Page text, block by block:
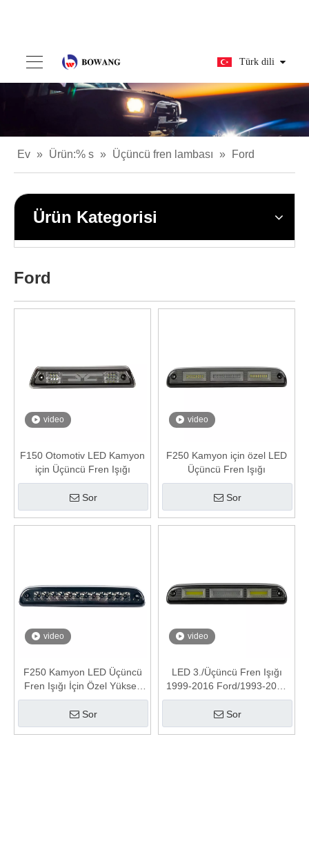
Türk dili
Ev » Ürün:% s » Üçüncü fren lambası » Ford
Ürün Kategorisi
Ford
video
F150 Otomotiv LED Kamyon
için Üçüncü Fren Işığı
Sor
video
F250 Kamyon için özel LED
Üçüncü Fren Işığı
Sor
video
F250 Kamyon LED Üçüncü
Fren Işığı İçin Özel Yüksek
Montaj Durdurma Işığı
Sor
video
LED 3./Üçüncü Fren Işığı
1999-2016 Ford/1993-2010
Mazda B Serisi Duman Lens
ileSor